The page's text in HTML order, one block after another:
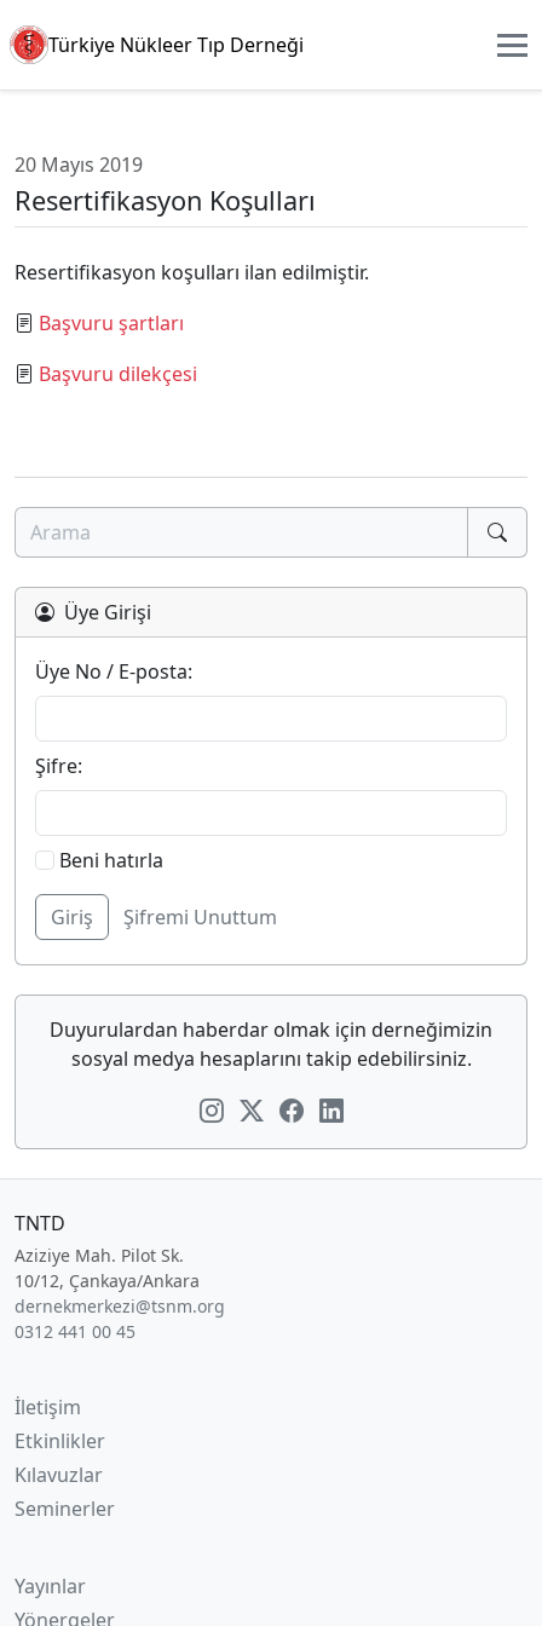
Türkiye Nükleer Tıp Derneği
20 Mayıs 2019
Resertifikasyon Koşulları
Resertifikasyon koşulları ilan edilmiştir.
Başvuru şartları
Başvuru dilekçesi
Üye Girişi
Üye No / E-posta:
Şifre:
Beni hatırla
Şifremi Unuttum
Duyurulardan haberdar olmak için derneğimizin
sosyal medya hesaplarını takip edebilirsiniz.
TNTD
Aziziye Mah. Pilot Sk.
10/12, Çankaya/Ankara
dernekmerkezi@tsnm.org
0312 441 00 45
İletişim
Etkinlikler
Kılavuzlar
Seminerler
Yayınlar
Yönergeler